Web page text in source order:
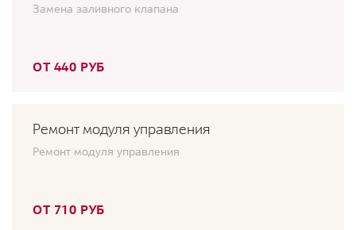
Замена заливного клапана
ОТ 440 РУБ
Ремонт модуля управления
Ремонт модуля управления
ОТ 710 РУБ